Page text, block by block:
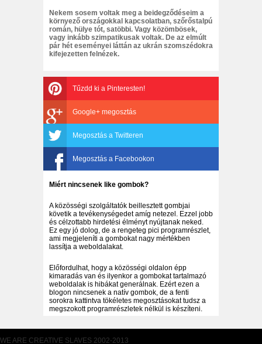
Nekem sosem voltak meg a beidegződéseim a
környező országokkal kapcsolatban, szőrőstalpú
román, hülye tót, satöbbi. Vagy közömbösek,
vagy inkább szimpatikusak voltak. De az elmúlt
pár hét eseményei láttán az ukrán szomszédokra
kifejezetten felnézek.
Tűzdd ki a Pinteresten!
Google+ megosztás
Megosztás a Twitteren
Megosztás a Facebookon
Miért nincsenek like gombok?
A közösségi szolgáltatók beillesztett gombjai
követik a tevékenységedet amíg netezel. Ezzel jobb
és célzottabb hirdetési élményt nyújtanak neked.
Ez egy jó dolog, de a rengeteg pici programrészlet,
ami megjeleníti a gombokat nagy mértékben
lassítja a weboldalakat.
Előfordulhat, hogy a közösségi oldalon épp
kimaradás van és ilyenkor a gombokat tartalmazó
weboldalak is hibákat generálnak. Ezért ezen a
blogon nincsenek a natív gombok, de a fenti
sorokra kattintva tökéletes megosztásokat tudsz a
megszokott programrészletek nélkül is készíteni.
WE ARE CREATIVE SLAVES 2002-2013